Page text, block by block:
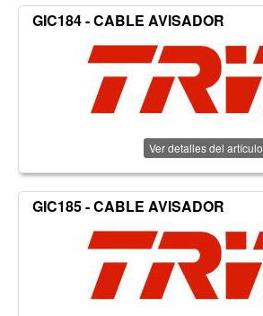
GIC184 - CABLE AVISADOR
Ver detalles del artículo
GIC185 - CABLE AVISADOR